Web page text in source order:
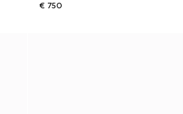
€ 750